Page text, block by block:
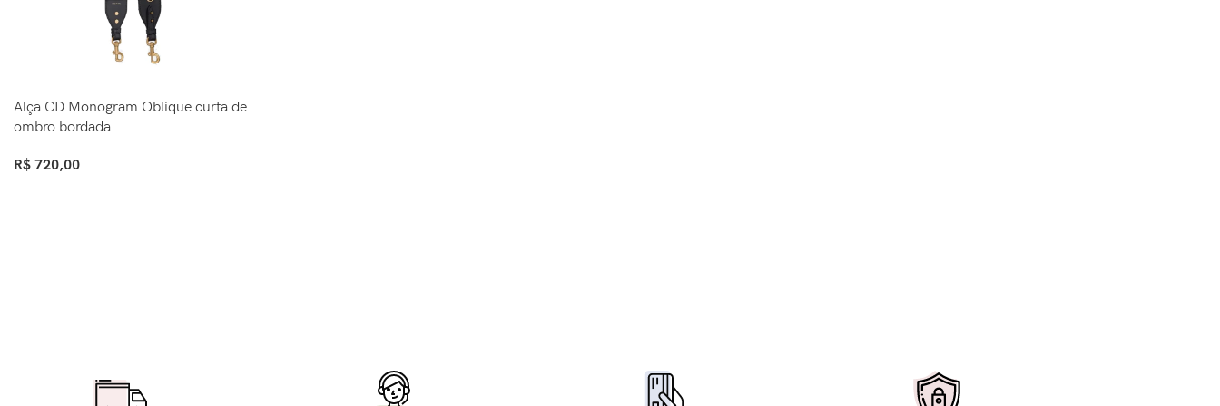
Alça CD Monogram Oblique curta de
ombro bordada
R$ 720,00